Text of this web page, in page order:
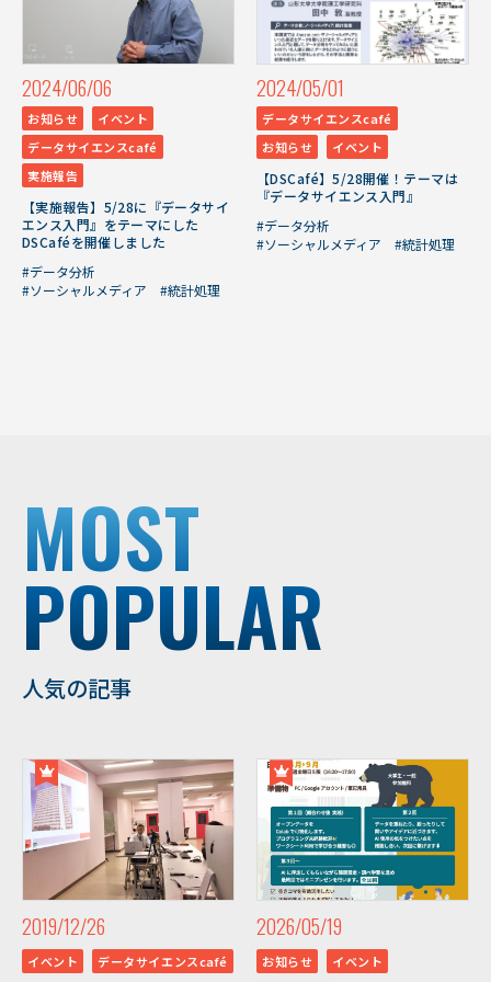
2024/06/06
お知らせ
イベント
データサイエンスcafé
実施報告
【実施報告】5/28に『データサイ
エンス入門』をテーマにした
DSCaféを開催しました
#データ分析
#ソーシャルメディア
#統計処理
2024/05/01
データサイエンスcafé
お知らせ
イベント
【DSCafé】5/28開催！テーマは
『データサイエンス入門』
#データ分析
#ソーシャルメディア
#統計処理
MOST
POPULAR
人気の記事
2019/12/26
イベント データサイエンスcafé
2026/05/19
お知らせ
イベント